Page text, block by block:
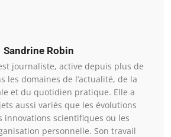
Sandrine Robin
journaliste, active depuis plus de
les domaines de l’actualité, de la
et du quotidien pratique. Elle a
aussi variés que les évolutions
innovations scientifiques ou les
personnelle. Son travail